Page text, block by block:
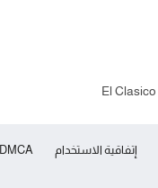
إتفاقية الاستخدام DMCA